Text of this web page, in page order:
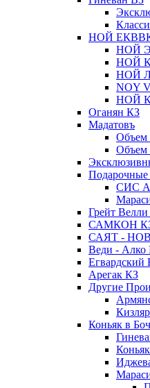
НОЙ
НОЙ
НОЙ
НОЙ
NOY
НОЙ
Оганян КЗ
Мадатовъ
Объем
Объем
Подарочные
СИС
Грейт
САМКОН
САЯТ -
Веди - Алко
Егвардский
Арегак КЗ
Другие
Коньяк в